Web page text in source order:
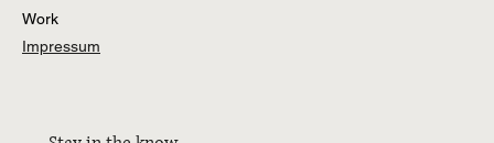
Work
Impressum